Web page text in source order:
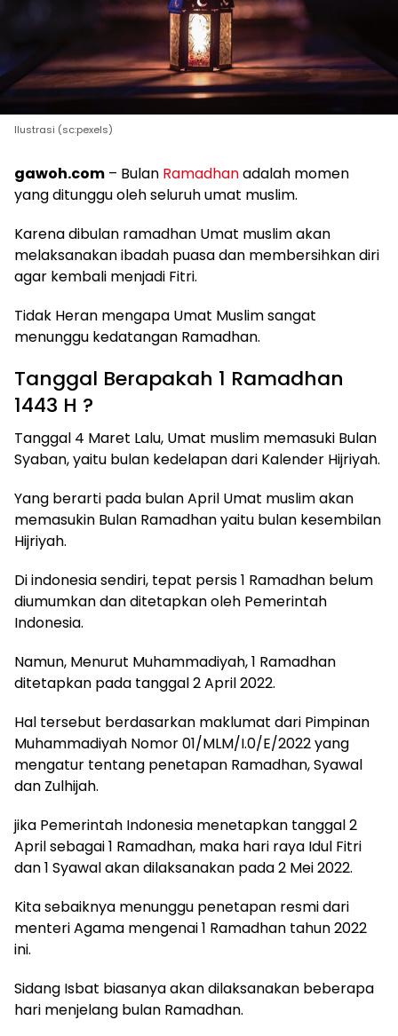
Ilustrasi (sc:pexels)
gawoh.com – Bulan Ramadhanadalah momen
yang ditunggu oleh seluruh umat muslim.
Karena dibulan ramadhan Umat muslim akan
melaksanakan ibadah puasa dan membersihkan diri
agar kembali menjadi Fitri.
Tidak Heran mengapa Umat Muslim sangat
menunggu kedatangan Ramadhan.
Tanggal Berapakah 1 Ramadhan
1443 H ?
Tanggal 4 Maret Lalu, Umat muslim memasuki Bulan
Syaban, yaitu bulan kedelapan dari Kalender Hijriyah.
Yang berarti pada bulan April Umat muslim akan
memasukin Bulan Ramadhan yaitu bulan kesembilan
Hijriyah.
Di indonesia sendiri, tepat persis 1 Ramadhan belum
diumumkan dan ditetapkan oleh Pemerintah
Indonesia.
Namun, Menurut Muhammadiyah, 1 Ramadhan
ditetapkan pada tanggal 2 April 2022.
Hal tersebut berdasarkan maklumat dari Pimpinan
Muhammadiyah Nomor 01/MLM/I.0/E/2022 yang
mengatur tentang penetapan Ramadhan, Syawal
dan Zulhijah.
jika Pemerintah Indonesia menetapkan tanggal 2
April sebagai 1 Ramadhan, maka hari raya Idul Fitri
dan 1 Syawal akan dilaksanakan pada 2 Mei 2022.
Kita sebaiknya menunggu penetapan resmi dari
menteri Agama mengenai 1 Ramadhan tahun 2022
ini.
Sidang Isbat biasanya akan dilaksanakan beberapa
hari menjelang bulan Ramadhan.